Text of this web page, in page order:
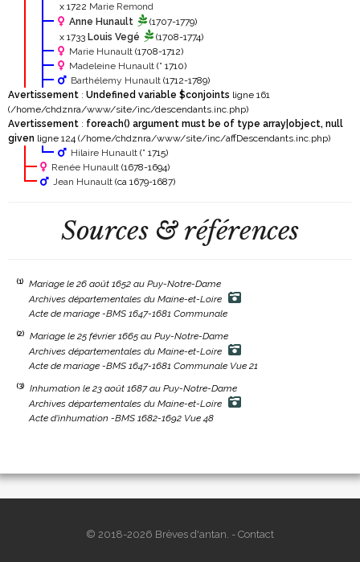
x 1722 Marie Remond
Anne Hunault
(1707-1779)
x 1733 Louis Vegé
(1708-1774)
Marie Hunault (1708-1712)
Madeleine Hunault (° 1710)
Barthélemy Hunault (1712-1789)
Avertissement : Undefined variable $conjoints ligne 161
(/home/chdznra/www/site/inc/descendants.inc.php)
Avertissement : foreach() argument must be of type array|object, null
given ligne 124 (/home/chdznra/www/site/inc/affDescendants.inc.php)
Hilaire Hunault (° 1715)
Renée Hunault (1678-1694)
Jean Hunault (ca 1679-1687)
Sources & références
(1)
Mariage le 26 août 1652 au Puy-Notre-Dame
Archives départementales du Maine-et-Loire
Acte de mariage -BMS 1647-1681 Communale
(2)
Mariage le 25 février 1665 au Puy-Notre-Dame
Archives départementales du Maine-et-Loire
Acte de mariage -BMS 1647-1681 Communale Vue 21
(3)
Inhumation le 23 août 1687 au Puy-Notre-Dame
Archives départementales du Maine-et-Loire
Acte d'inhumation -BMS 1682-1692 Vue 48
© 2018-2026 Brèves d'antan. - Contact